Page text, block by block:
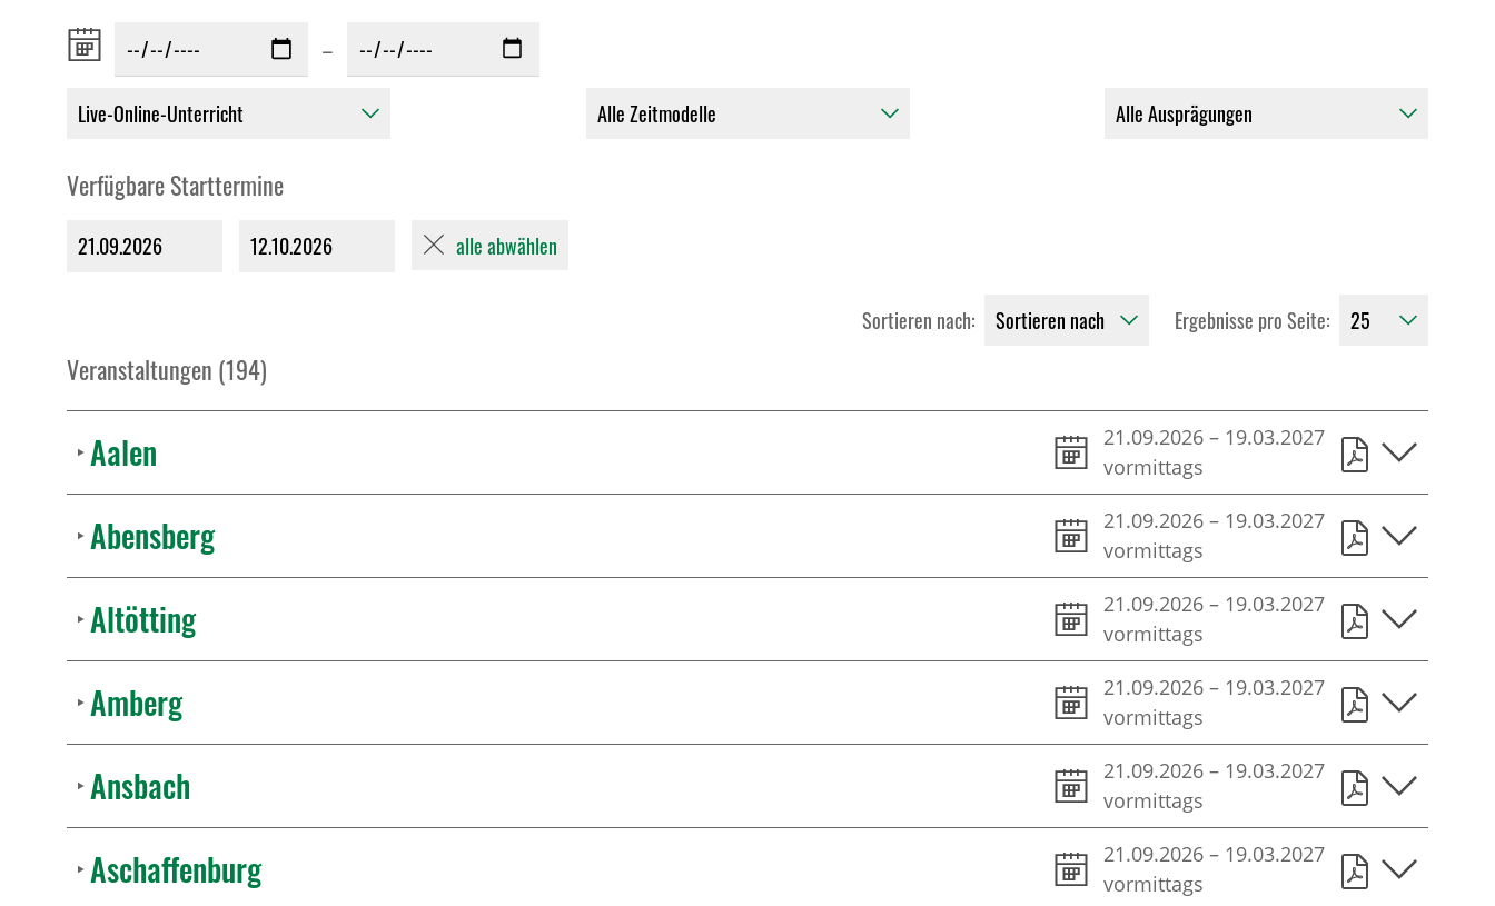
Zeitraum
von:
–
Verfügbare Starttermine
21.09.2026 12.10.2026 alle abwählen
Sortieren nach: Ergebnisse pro Seite:
Veranstaltungen (194)
Aalen 21.09.2026 – 19.03.2027
vormittags
Abensberg 21.09.2026 – 19.03.2027
vormittags
Altötting 21.09.2026 – 19.03.2027
vormittags
Amberg 21.09.2026 – 19.03.2027
vormittags
Ansbach 21.09.2026 – 19.03.2027
vormittags
Aschaffenburg 21.09.2026 – 19.03.2027
vormittags